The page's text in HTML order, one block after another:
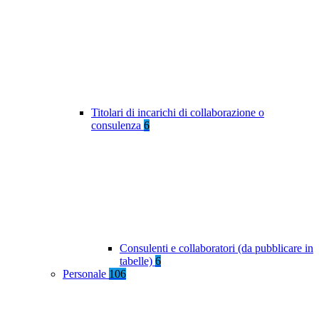
Titolari di incarichi di collaborazione o
consulenza 6
Consulenti e collaboratori (da pubblicare in
tabelle) 6
Personale 106